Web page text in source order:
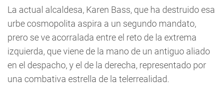
La actual alcaldesa, Karen Bass, que ha destruido esa
urbe cosmopolita aspira a un segundo mandato,
prero se ve acorralada entre el reto de la extrema
izquierda, que viene de la mano de un antiguo aliado
en el despacho, y el de la derecha, representado por
una combativa estrella de la telerrealidad.